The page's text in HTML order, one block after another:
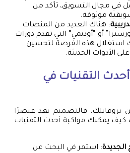
في مجال التسويق، تأكد من
موثوقة.
: هناك العديد من المنصات
أو “أوديمي” التي تقدم دورات
استغلال هذه الفرصة لتحسين
الأدوات الحديثة.
التقنيات في
فالتصميم يعد عنصرًا
كيف يمكنك مواكبة أحدث التقنيات
: استمر في البحث عن